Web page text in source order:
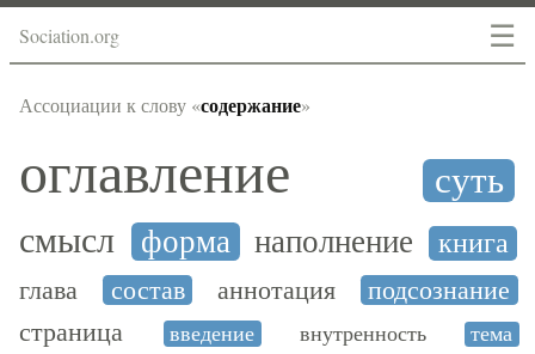
☰
Sociation.org
Ассоциации к слову «содержание»
оглавление
суть
смысл
форма наполнение книга
глава состав аннотация
подсознание
страница
введение внутренность
тема